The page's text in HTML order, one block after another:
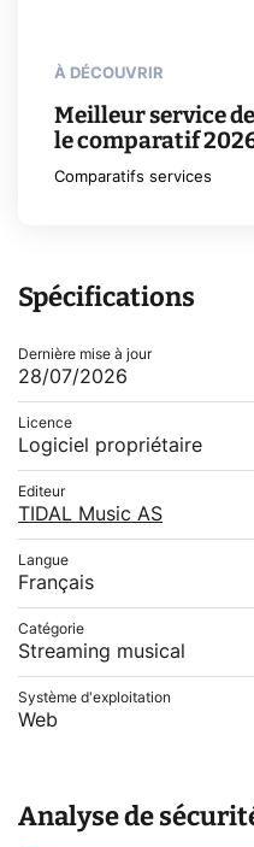
À DÉCOUVRIR
Meilleur service
le comparatif
Comparatifs services
Spécifications
Dernière mise à jour
28/07/2026
Licence
Logiciel propriétaire
Editeur
TIDAL Music AS
Langue
Français
Catégorie
Streaming musical
Système d'exploitation
Web
Analyse de